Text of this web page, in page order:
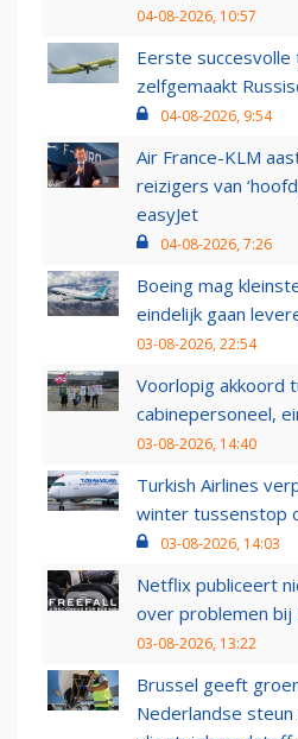
04-08-2026, 10:57
Eerste
zelfgemaakt
04-08-2026, 9:54
Air France-KLM
reizigers van
easyJet
04-08-2026, 7:26
Boeing mag
eindelijk gaan
03-08-2026, 22:54
Voorlopig akkoord
cabinepersoneel,
03-08-2026, 14:40
Turkish Airlines
winter tussenstop
03-08-2026, 14:03
Netflix publiceert
over problemen bij
03-08-2026, 13:22
Brussel geeft
Nederlandse steun